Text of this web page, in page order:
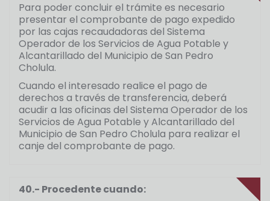
Para poder concluir el trámite es necesario
presentar el comprobante de pago expedido
por las cajas recaudadoras del Sistema
Operador de los Servicios de Agua Potable y
Alcantarillado del Municipio de San Pedro
Cholula.
Cuando el interesado realice el pago de
derechos a través de transferencia, deberá
acudir a las oficinas del Sistema Operador de los
Servicios de Agua Potable y Alcantarillado del
Municipio de San Pedro Cholula para realizar el
canje del comprobante de pago.
40.- Procedente cuando: